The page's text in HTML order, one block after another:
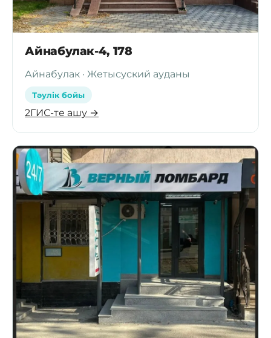
Айнабулак-4, 178
Айнабулак · Жетысуский ауданы
Тәулік бойы
2ГИС-те ашу →